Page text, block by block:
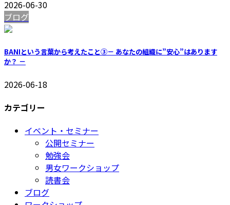
2026-06-30
ブログ
BANIという言葉から考えたこと③－ あなたの組織に”安心”はあります
か？ －
2026-06-18
カテゴリー
イベント・セミナー
公開セミナー
勉強会
男女ワークショップ
読書会
ブログ